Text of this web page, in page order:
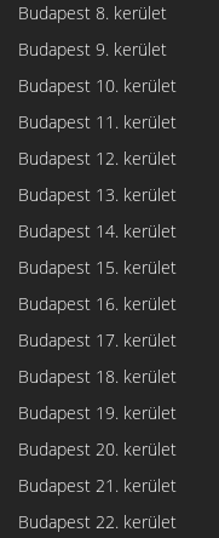
Budapest 8. kerület
Budapest 9. kerület
Budapest 10. kerület
Budapest 11. kerület
Budapest 12. kerület
Budapest 13. kerület
Budapest 14. kerület
Budapest 15. kerület
Budapest 16. kerület
Budapest 17. kerület
Budapest 18. kerület
Budapest 19. kerület
Budapest 20. kerület
Budapest 21. kerület
Budapest 22. kerület